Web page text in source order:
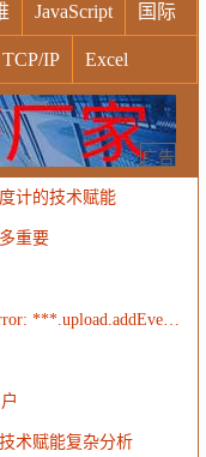
JavaScript 国际
TCP/IP Excel
Vim
MemCache 硬件
nginx 游戏
码电器
广告
计的技术赋能
重要
解决MockJS引发的上传错误TypeError: ***.upload.addEventListener is not a function
术赋能复杂分析